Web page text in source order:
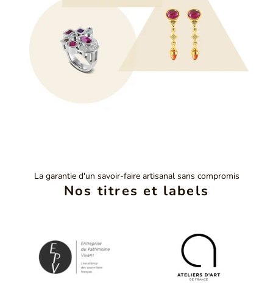
La garantie d'un savoir-faire artisanal sans compromis
Nos titres et labels